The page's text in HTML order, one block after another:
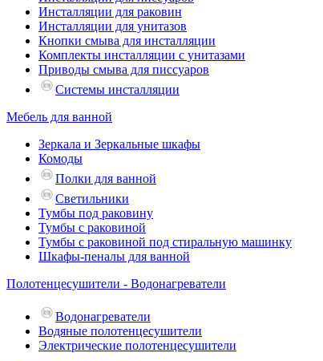
Инсталляции для раковин
Инсталляции для унитазов
Кнопки смыва для инсталляции
Комплекты инсталляции с унитазами
Приводы смыва для писсуаров
Системы инсталляции
Мебель для ванной
Зеркала и Зеркальные шкафы
Комоды
Полки для ванной
Светильники
Тумбы под раковину
Тумбы с раковиной
Тумбы с раковиной под стиральную машинку
Шкафы-пеналы для ванной
Полотенцесушители - Водонагреватели
Водонагреватели
Водяные полотенцесушители
Электрические полотенцесушители